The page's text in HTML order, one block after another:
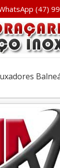
(47)